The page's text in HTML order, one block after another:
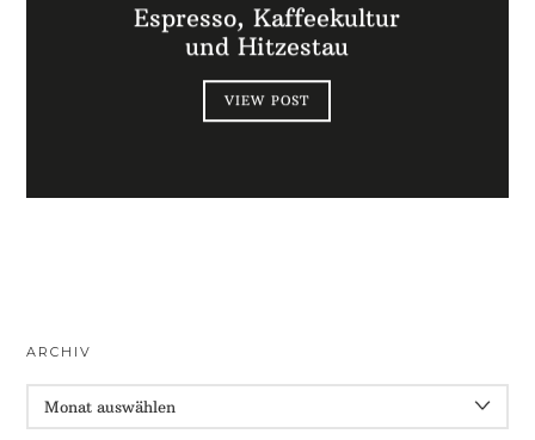
Espresso, Kaffeekultur
und Hitzestau
VIEW POST
ARCHIV